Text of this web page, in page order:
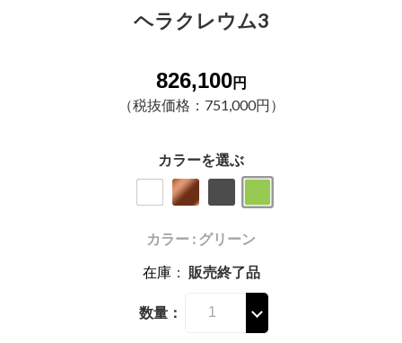
ヘラクレウム3
826,100円
（税抜価格：751,000円）
カラーを選ぶ
カラー : グリーン
在庫： 販売終了品
数量：